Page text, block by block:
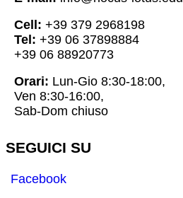
Cell: +39 379 2968198
Tel: +39 06 37898884
+39 06 88920773
Orari: Lun-Gio 8:30-18:00,
Ven 8:30-16:00,
Sab-Dom chiuso
SEGUICI SU
Facebook